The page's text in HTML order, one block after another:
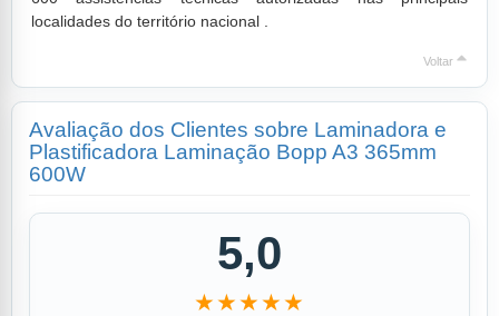
localidades do território nacional .
Voltar
Avaliação dos Clientes sobre Laminadora e
Plastificadora Laminação Bopp A3 365mm
600W
5,0
★★★★★